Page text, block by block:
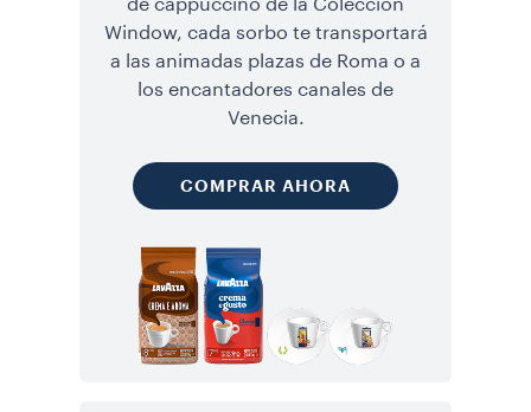
de cappuccino de la Colección
Window, cada sorbo te transportará
a las animadas plazas de Roma o a
los encantadores canales de
Venecia.
COMPRAR AHORA